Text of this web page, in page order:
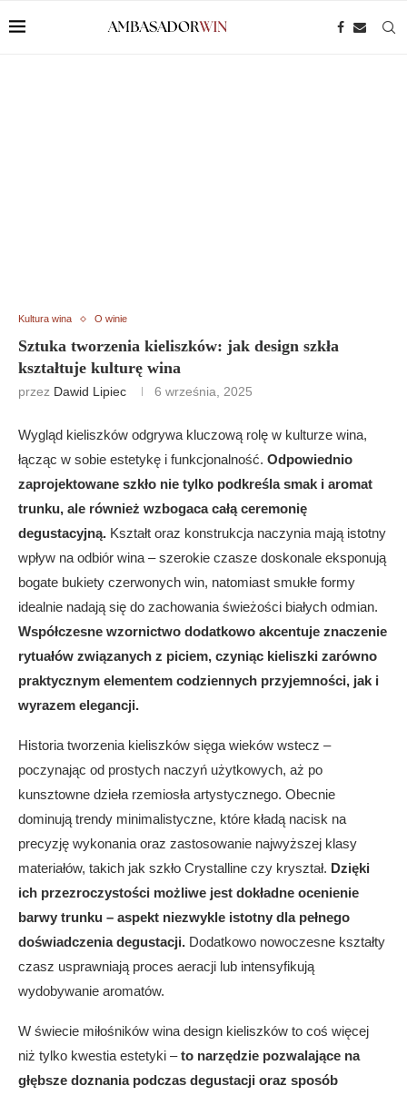
Kultura wina O winie
Sztuka tworzenia kieliszków: jak design szkła
kształtuje kulturę wina
przez Dawid Lipiec 6 września, 2025
Wygląd kieliszków odgrywa kluczową rolę w kulturze wina,
łącząc w sobie estetykę i funkcjonalność. Odpowiednio
zaprojektowane szkło nie tylko podkreśla smak i aromat
trunku, ale również wzbogaca całą ceremonię
degustacyjną. Kształt oraz konstrukcja naczynia mają istotny
wpływ na odbiór wina – szerokie czasze doskonale eksponują
bogate bukiety czerwonych win, natomiast smukłe formy
idealnie nadają się do zachowania świeżości białych odmian.
Współczesne wzornictwo dodatkowo akcentuje znaczenie
rytuałów związanych z piciem, czyniąc kieliszki zarówno
praktycznym elementem codziennych przyjemności, jak i
wyrazem elegancji.
Historia tworzenia kieliszków sięga wieków wstecz –
poczynając od prostych naczyń użytkowych, aż po
kunsztowne dzieła rzemiosła artystycznego. Obecnie
dominują trendy minimalistyczne, które kładą nacisk na
precyzję wykonania oraz zastosowanie najwyższej klasy
materiałów, takich jak szkło Crystalline czy kryształ. Dzięki
ich przezroczystości możliwe jest dokładne ocenienie
barwy trunku – aspekt niezwykle istotny dla pełnego
doświadczenia degustacji. Dodatkowo nowoczesne kształty
czasz usprawniają proces aeracji lub intensyfikują
wydobywanie aromatów.
W świecie miłośników wina design kieliszków to coś więcej
niż tylko kwestia estetyki –to narzędzie pozwalające na
głębsze doznania podczas degustacji oraz sposób